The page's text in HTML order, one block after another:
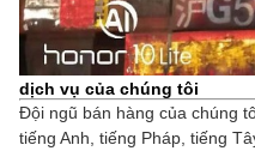
dịch vụ của chúng tôi
Đội ngũ bán hàng của chúng
tiếng Anh, tiếng Pháp, tiếng